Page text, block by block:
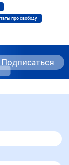
про свободу
Подписаться